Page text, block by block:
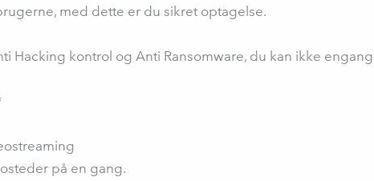
med dette er du sikret optagelse.
kontrol og Anti Ransomware, du kan ikke
på en gang.